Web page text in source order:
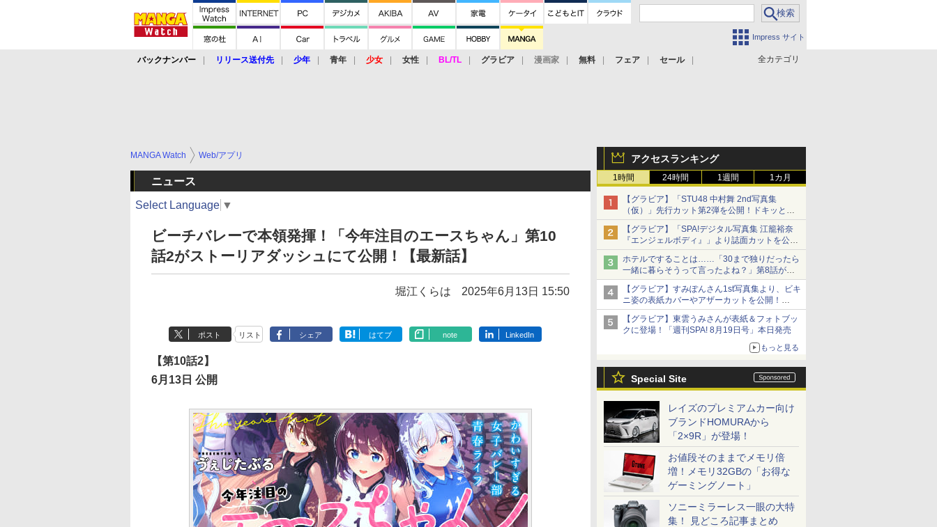
Impress サイト
全カテゴリ
バックナンバー リリース送付先 少年 青年 少女 女性 BL/TL グラビア 漫画家 無料 フェア セール
アクセスランキング
1時間 24時間 1週間 1カ月
【グラビア】「STU48 中村舞 2nd写真集
（仮）」先行カット第2弾を公開！ドキッとす
るランジェリーカットなど新たな挑戦
【グラビア】「SPA!デジタル写真集 江籠裕奈
『エンジェルボディ』」より誌面カットを公
開！
ホテルですることは……「30まで独りだったら
一緒に暮らそうって言ったよね？」第8話が無
料公開。一緒にお風呂！
【グラビア】すみぽんさん1st写真集より、ビキ
ニ姿の表紙カバーやアザーカットを公開！
タイトルは「offcourt（オフコート）」に決定
【グラビア】東雲うみさんが表紙＆フォトブッ
クに登場！「週刊SPA! 8月19日号」本日発売
もっと見る
Special Site
レイズのプレミアムカー向け
ブランドHOMURAから
「2×9R」が登場！
お値段そのままでメモリ倍
増！メモリ32GBの「お得な
ゲーミングノート」
ソニーミラーレス一眼の大特
集！ 見どころ記事まとめ
MANGA Watch Web/アプリ
ニュース
Select Language ▼
ビーチバレーで本領発揮！「今年注目のエースちゃん」第10
話2がストーリアダッシュにて公開！【最新話】
堀江くらは 2025年6月13日 15:50
ポスト リスト シェア はてブ note LinkedIn
【第10話2】
6月13日 公開